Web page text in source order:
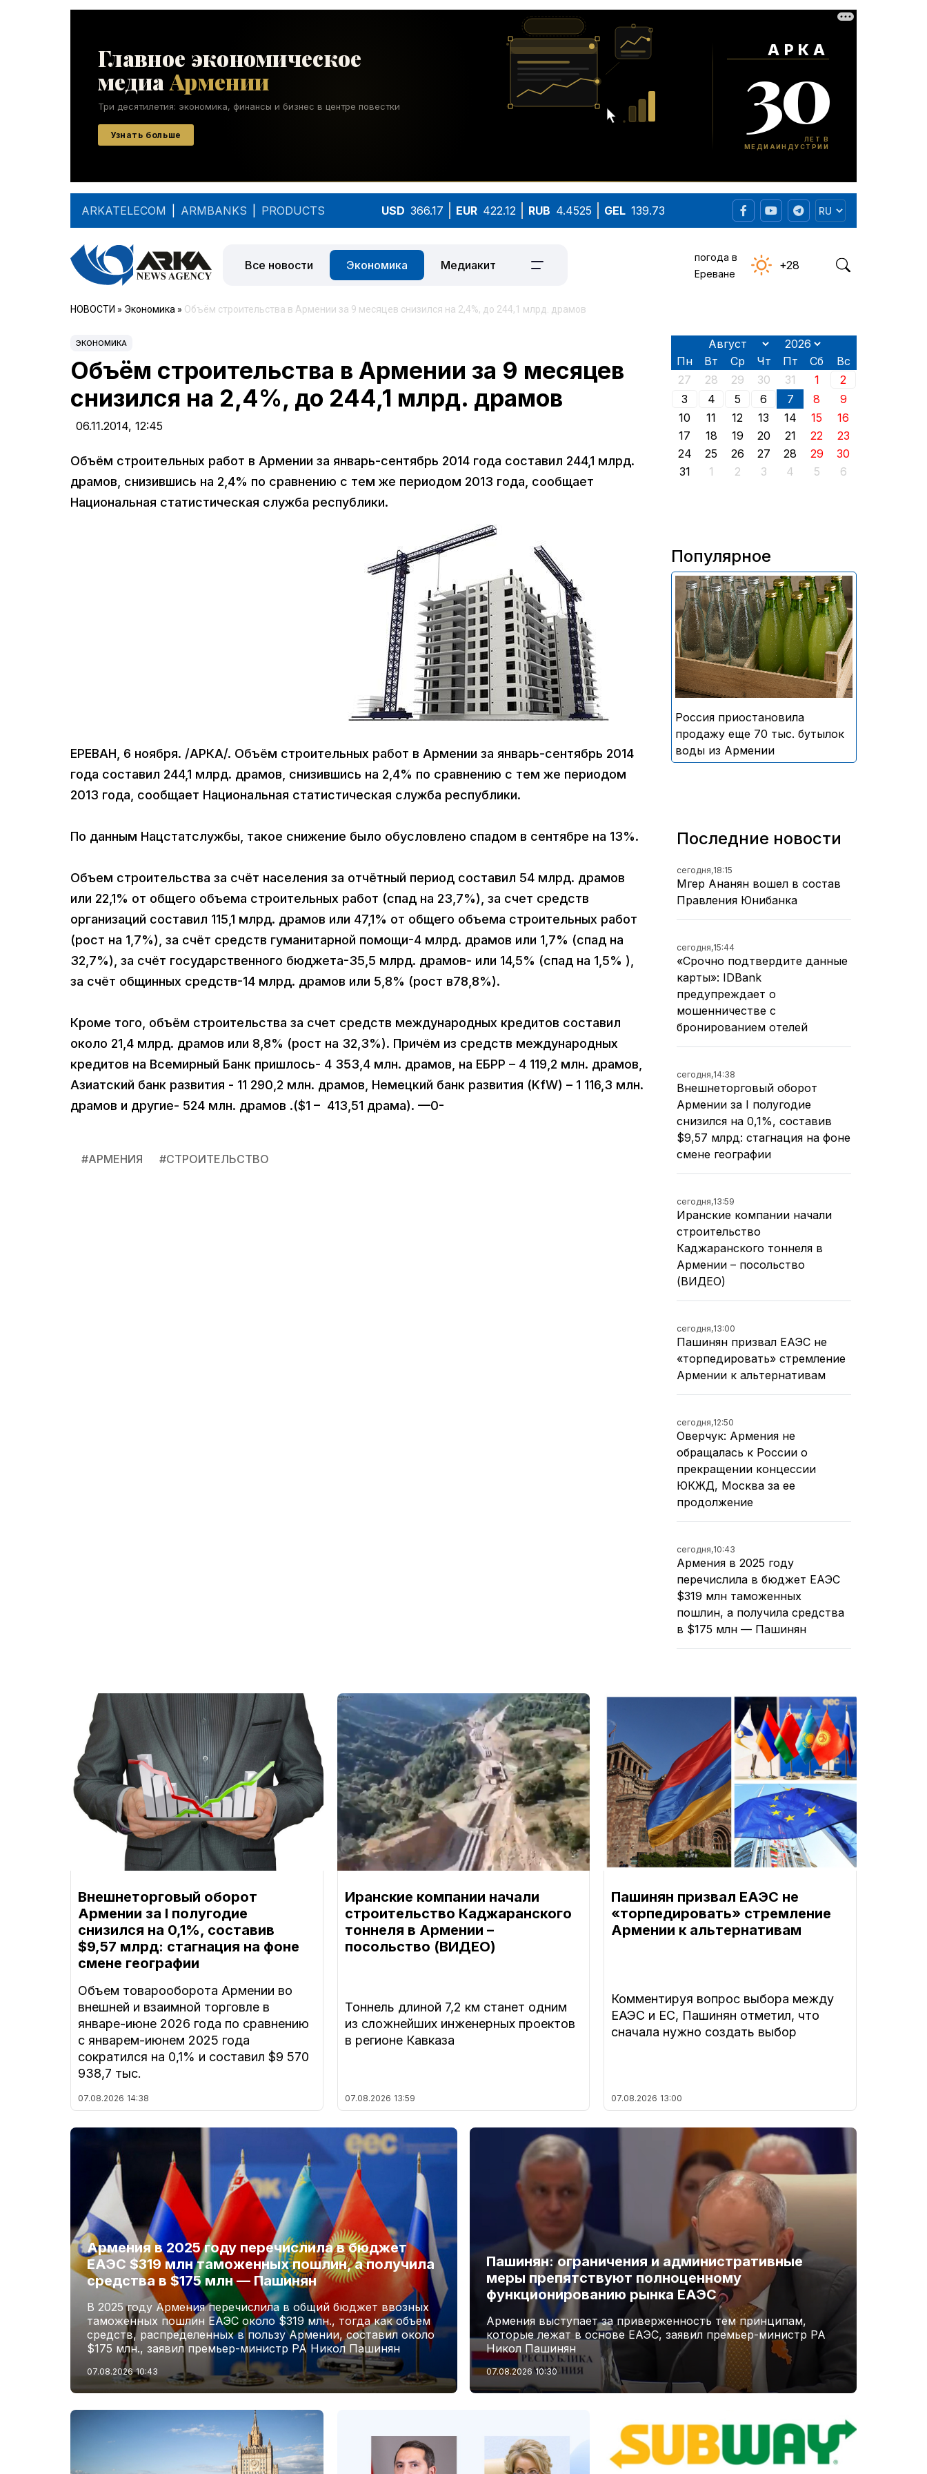
ARKATELECOM ARMBANKS PRODUCTS USD 366.17 EUR 422.12 RUB 4.4525 GEL 139.73
Все новости Экономика Медиакит
погода в
Ереване
+28
НОВОСТИ » Экономика » Объём строительства в Армении за 9 месяцев снизился на 2,4%, до 244,1 млрд. драмов
ЭКОНОМИКА
Объём строительства в Армении за 9 месяцев
снизился на 2,4%, до 244,1 млрд. драмов
06.11.2014, 12:45
Объём строительных работ в Армении за январь-сентябрь 2014 года составил 244,1 млрд.
драмов, снизившись на 2,4% по сравнению с тем же периодом 2013 года, сообщает
Национальная статистическая служба республики.
ЕРЕВАН, 6 ноября. /АРКА/. Объём строительных работ в Армении за январь-сентябрь 2014
года составил 244,1 млрд. драмов, снизившись на 2,4% по сравнению с тем же периодом
2013 года, сообщает Национальная статистическая служба республики.
По данным Нацстатслужбы, такое снижение было обусловлено спадом в сентябре на 13%.
Объем строительства за счёт населения за отчётный период составил 54 млрд. драмов
или 22,1% от общего объема строительных работ (спад на 23,7%), за счет средств
организаций составил 115,1 млрд. драмов или 47,1% от общего объема строительных работ
(рост на 1,7%), за счёт средств гуманитарной помощи-4 млрд. драмов или 1,7% (спад на
32,7%), за счёт государственного бюджета-35,5 млрд. драмов- или 14,5% (спад на 1,5% ),
за счёт общинных средств-14 млрд. драмов или 5,8% (рост в78,8%).
Кроме того, объём строительства за счет средств международных кредитов составил
около 21,4 млрд. драмов или 8,8% (рост на 32,3%). Причём из средств международных
кредитов на Всемирный Банк пришлось- 4 353,4 млн. драмов, на ЕБРР – 4 119,2 млн. драмов,
Азиатский банк развития - 11 290,2 млн. драмов, Немецкий банк развития (KfW) – 1 116,3 млн.
драмов и другие- 524 млн. драмов .($1 – 413,51 драма). —0-
#АРМЕНИЯ #СТРОИТЕЛЬСТВО
Пн Вт Ср Чт Пт Сб
Вс
27
28 29 30 31 1
2
3
4 5 6 7 8
9
10
11 12 13 14 15
16
17
18 19 20 21 22
23
24
25 26 27 28 29
30
31
1 2 3 4 5 6
Популярное
В России приостановили
продажу более 70 тыс.
бутылок питьевой воды и
безалкогольных напитков
армянского производства
Россия приостановила
продажу еще 70 тыс. бутылок
воды из Армении
Последние новости
сегодня,18:15
Мгер Ананян вошел в состав
Правления Юнибанка
сегодня,15:44
«Срочно подтвердите данные
карты»: IDBank
предупреждает о
мошенничестве с
бронированием отелей
сегодня,14:38
Внешнеторговый оборот
Армении за I полугодие
снизился на 0,1%, составив
$9,57 млрд: стагнация на фоне
смене географии
сегодня,13:59
Иранские компании начали
строительство
Каджаранского тоннеля в
Армении – посольство
(ВИДЕО)
сегодня,13:00
Пашинян призвал ЕАЭС не
«торпедировать» стремление
Армении к альтернативам
сегодня,12:50
Оверчук: Армения не
обращалась к России о
прекращении концессии
ЮКЖД, Москва за ее
продолжение
сегодня,10:43
Армения в 2025 году
перечислила в бюджет ЕАЭС
$319 млн таможенных
пошлин, а получила средства
в $175 млн — Пашинян
Внешнеторговый оборот
Армении за I полугодие
снизился на 0,1%, составив
$9,57 млрд: стагнация на фоне
смене географии
Объем товарооборота Армении во
внешней и взаимной торговле в
январе-июне 2026 года по сравнению
с январем-июнем 2025 года
сократился на 0,1% и составил $9 570
938,7 тыс.
07.08.2026 14:38
Иранские компании начали
строительство Каджаранского
тоннеля в Армении –
посольство (ВИДЕО)
Тоннель длиной 7,2 км станет одним
из сложнейших инженерных проектов
в регионе Кавказа
07.08.2026 13:59
Пашинян призвал ЕАЭС не
«торпедировать» стремление
Армении к альтернативам
Комментируя вопрос выбора между
ЕАЭС и ЕС, Пашинян отметил, что
сначала нужно создать выбор
07.08.2026 13:00
Армения в 2025 году перечислила в бюджет
ЕАЭС $319 млн таможенных пошлин, а получила
средства в $175 млн — Пашинян
В 2025 году Армения перечислила в общий бюджет ввозных
таможенных пошлин ЕАЭС около $319 млн., тогда как объем
средств, распределенных в пользу Армении, составил около
$175 млн., заявил премьер-министр РА Никол Пашинян
07.08.2026 10:43
Пашинян: ограничения и административные
меры препятствуют полноценному
функционированию рынка ЕАЭС
Армения выступает за приверженность тем принципам,
которые лежат в основе ЕАЭС, заявил премьер-министр РА
Никол Пашинян
07.08.2026 10:30